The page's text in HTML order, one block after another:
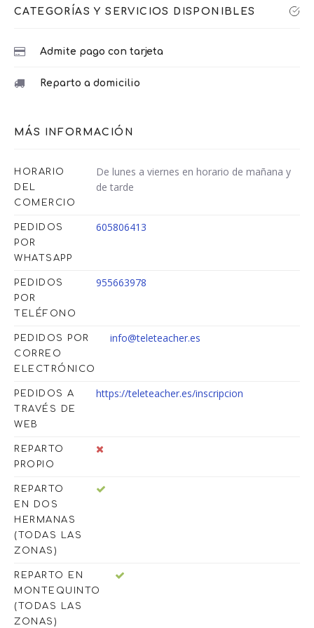
CATEGORÍAS Y SERVICIOS DISPONIBLES
Admite pago con tarjeta
Reparto a domicilio
MÁS INFORMACIÓN
HORARIO
DEL
COMERCIO
De lunes a viernes en horario de mañana y
de tarde
PEDIDOS
POR
WHATSAPP
605806413
PEDIDOS
POR
TELÉFONO
955663978
PEDIDOS POR
CORREO
ELECTRÓNICO
info@teleteacher.es
PEDIDOS A
TRAVÉS DE
WEB
https://teleteacher.es/inscripcion
REPARTO
PROPIO
REPARTO
EN DOS
HERMANAS
(TODAS LAS
ZONAS)
REPARTO EN
MONTEQUINTO
(TODAS LAS
ZONAS)